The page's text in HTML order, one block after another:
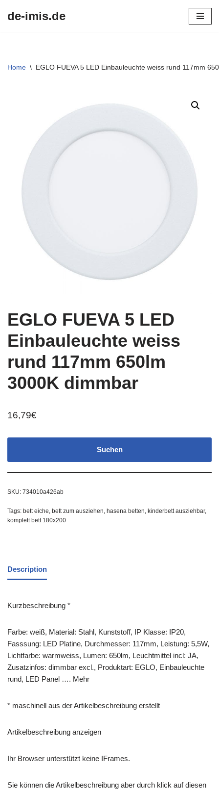
de-imis.de
Home \ EGLO FUEVA 5 LED Einbauleuchte weiss rund 117mm
EGLO FUEVA 5 LED
Einbauleuchte weiss
rund 117mm 650lm
3000K dimmbar
16,79€
Suchen
SKU: 734010a426ab
Tags: bett eiche, bett zum ausziehen, hasena betten, kinderbett ausziehbar,
komplett bett 180x200
Description
Kurzbeschreibung *
Farbe: weiß, Material: Stahl, Kunststoff, IP Klasse: IP20,
Fasssung: LED Platine, Durchmesser: 117mm, Leistung: 5,5W,
Lichtfarbe: warmweiss, Lumen: 650lm, Leuchtmittel incl: JA,
Zusatzinfos: dimmbar excl., Produktart: EGLO, Einbauleuchte
rund, LED Panel …. Mehr
* maschinell aus der Artikelbeschreibung erstellt
Artikelbeschreibung anzeigen
Ihr Browser unterstützt keine IFrames.
Sie können die Artikelbeschreibung aber durch klick auf diesen